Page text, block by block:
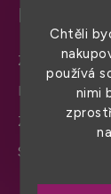
Chtěli
používá
nimi
Zápůjčka
Nejčastější
Značky v
Slovníček